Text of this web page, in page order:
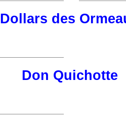
Dollars des
Don Quichotte